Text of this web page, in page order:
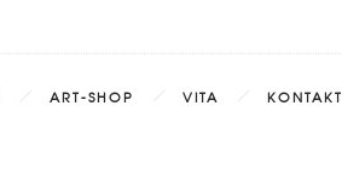
ART-SHOP VITA
KONTAKT